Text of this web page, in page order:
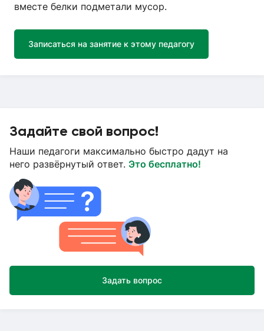
вместе белки подметали мусор.
Записаться на занятие к этому педагогу
Задайте свой вопрос!
Наши педагоги максимально быстро дадут на
него развёрнутый ответ. Это бесплатно!
Задать вопрос